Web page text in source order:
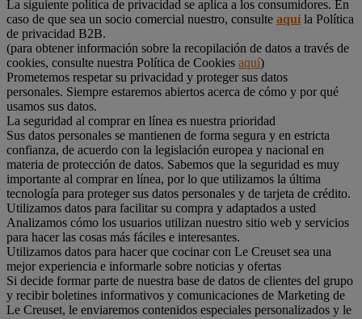
La siguiente política de privacidad se aplica a los consumidores. En
caso de que sea un socio comercial nuestro, consulte aquíla Política
de privacidad B2B.
(para obtener información sobre la recopilación de datos a través de
cookies, consulte nuestra Política de Cookies aquí)
Prometemos respetar su privacidad y proteger sus datos
personales. Siempre estaremos abiertos acerca de cómo y por qué
usamos sus datos.
La seguridad al comprar en línea es nuestra prioridad
Sus datos personales se mantienen de forma segura y en estricta
confianza, de acuerdo con la legislación europea y nacional en
materia de protección de datos. Sabemos que la seguridad es muy
importante al comprar en línea, por lo que utilizamos la última
tecnología para proteger sus datos personales y de tarjeta de crédito.
Utilizamos datos para facilitar su compra y adaptados a usted
Analizamos cómo los usuarios utilizan nuestro sitio web y servicios
para hacer las cosas más fáciles e interesantes.
Utilizamos datos para hacer que cocinar con Le Creuset sea una
mejor experiencia e informarle sobre noticias y ofertas
Si decide formar parte de nuestra base de datos de clientes del grupo
y recibir boletines informativos y comunicaciones de Marketing de
Le Creuset, le enviaremos contenidos especiales personalizados y le